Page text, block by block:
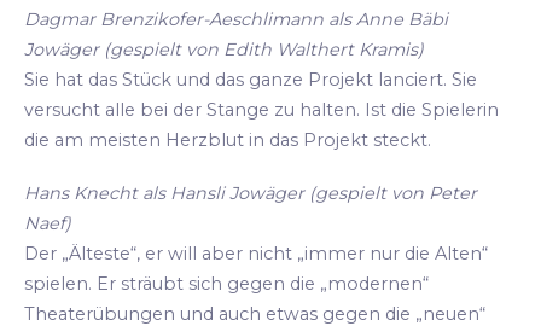
Dagmar Brenzikofer-Aeschlimann als Anne Bäbi
Jowäger (gespielt von Edith Walthert Kramis)
Sie hat das Stück und das ganze Projekt lanciert. Sie
versucht alle bei der Stange zu halten. Ist die Spielerin
die am meisten Herzblut in das Projekt steckt.
Hans Knecht als Hansli Jowäger (gespielt von Peter
Naef)
Der „Älteste“, er will aber nicht „immer nur die Alten“
spielen. Er sträubt sich gegen die „modernen“
Theaterübungen und auch etwas gegen die „neuen“